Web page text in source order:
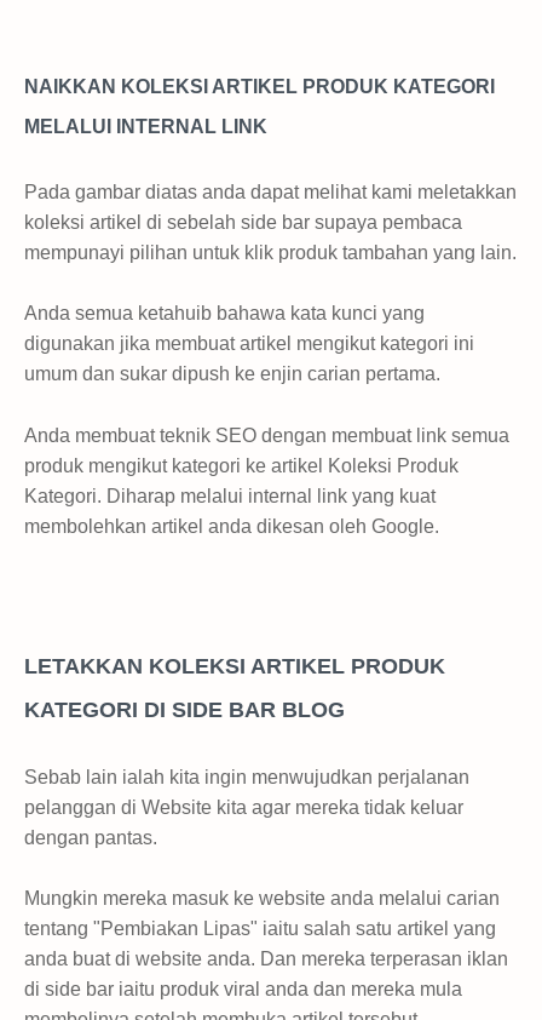
NAIKKAN KOLEKSI ARTIKEL PRODUK KATEGORI
MELALUI INTERNAL LINK
Pada gambar diatas anda dapat melihat kami meletakkan
koleksi artikel di sebelah side bar supaya pembaca
mempunayi pilihan untuk klik produk tambahan yang lain.
Anda semua ketahuib bahawa kata kunci yang
digunakan jika membuat artikel mengikut kategori ini
umum dan sukar dipush ke enjin carian pertama.
Anda membuat teknik SEO dengan membuat link semua
produk mengikut kategori ke artikel Koleksi Produk
Kategori. Diharap melalui internal link yang kuat
membolehkan artikel anda dikesan oleh Google.
LETAKKAN KOLEKSI ARTIKEL PRODUK
KATEGORI DI SIDE BAR BLOG
Sebab lain ialah kita ingin menwujudkan perjalanan
pelanggan di Website kita agar mereka tidak keluar
dengan pantas.
Mungkin mereka masuk ke website anda melalui carian
tentang "Pembiakan Lipas" iaitu salah satu artikel yang
anda buat di website anda. Dan mereka terperasan iklan
di side bar iaitu produk viral anda dan mereka mula